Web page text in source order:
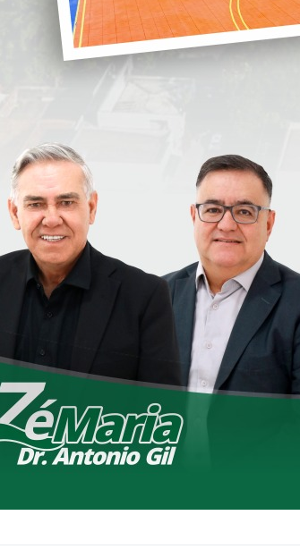
construída
, além de infraestrutura
completa
, incluindo pavimentação
asfáltica, galerias pluviais e rede de esgoto.
O projeto representa um investimento
Federal
contrapartida do Município de Loanda.
Os recursos federais são viabilizados por
uma parceria entre o Ministério das Cidades
na aquisição dos terrenos, serviços de
reafirmando o compromisso com a
meio de subsídio habitacional
, com prestações
vigente, pelo período de 60 meses
do Trabalho e Assistência Social, em
das Cidades, conforme a
diretores, vereadores, representantes das
locais, que acompanharam de perto o